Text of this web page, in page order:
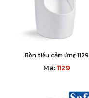
Bồn tiểu cảm ứng 1129
Mã:1129